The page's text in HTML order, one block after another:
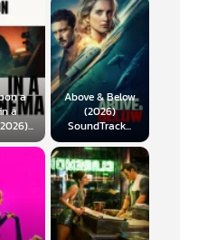
a
a
Above & Below
(2026)
SoundTrack...